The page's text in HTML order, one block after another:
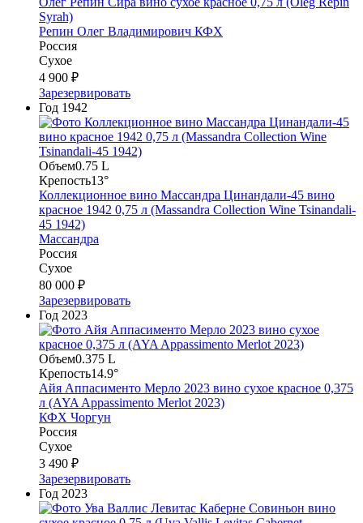
Syrah)
Репин Олег Владимирович КФХ
Россия
Сухое
4 900 ₽
Зарезервировать
Год 1942
Объем0.75 L
Крепость13°
Коллекционное вино Массандра Цинандали-45 вино
красное 1942 0,75 л (Massandra Collection Wine Tsinandali-
45 1942)
Массандра
Россия
Сухое
80 000 ₽
Зарезервировать
Год 2023
Объем0.375 L
Крепость14.9°
Айя Аппасименто Мерло 2023 вино сухое красное 0,375
л (AYA Appassimento Merlot 2023)
КФХ Чоргун
Россия
Сухое
3 490 ₽
Зарезервировать
Год 2023